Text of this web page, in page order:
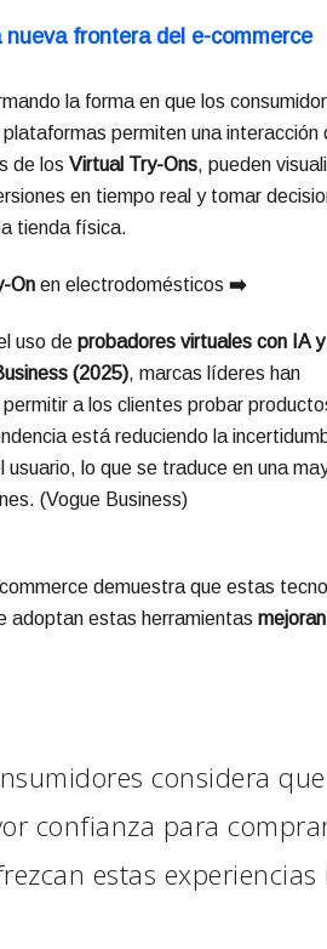
frontera del e-commerce
la forma en que los
permiten una interacción
de losVirtual Try-Ons, pueden
en tiempo real y tomar
tienda física.
Onen electrodomésticos ➡️
uso deprobadores virtuales con IA
(2025), marcas líderes han
a los clientes probar
está reduciendo la
lo que se traduce en una
(Vogue Business)
demuestra que estas
adoptan estas herramientas
considera
confianza para
estas experiencias